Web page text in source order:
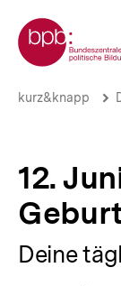
zum
Seiteninhalt
springen
Zur Startseite der bpb
12.
Anne
Frank
Deine
Dosis
kurz&knapp
12.
Deine